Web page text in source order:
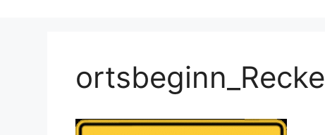
ortsbeginn_Recke